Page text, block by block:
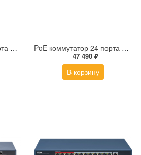
PoE коммутатор 24 порта F-SW-EM426POE-VM/L PoE коммутатор 24 порта F-SW-EM626POE-VM
47 490 ₽
В корзину